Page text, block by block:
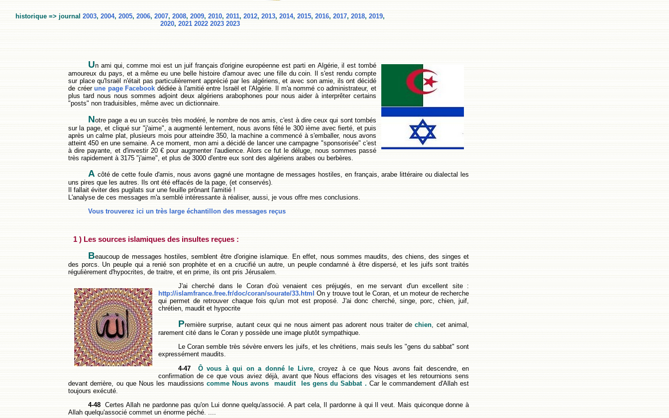
historique => journal 2003, 2004, 2005, 2006, 2007, 2008, 2009, 2010, 2011, 2012, 2013, 2014, 2015, 2016, 2017, 2018, 2019,
2020, 2021 2022 2023 2023
Un ami qui, comme moi est un juif français d'origine européenne est parti en Algérie, il est tombé
amoureux du pays, et a même eu une belle histoire d'amour avec une fille du coin. Il s'est rendu compte
sur place qu'Israël n'était pas particulièrement apprécié par les algériens, et avec son amie, ils ont décidé
de créerune page Facebook dédiée à l'amitié entre Israël et l'Algérie. Il m'a nommé co administrateur, et
plus tard nous nous sommes adjoint deux algériens arabophones pour nous aider à interprêter certains
"posts" non traduisibles, même avec un dictionnaire.
Notre page a eu un succès très modéré, le nombre de nos amis, c'est à dire ceux qui sont tombés
sur la page, et cliqué sur "j'aime", a augmenté lentement, nous avons fêté le 300 ième avec fierté, et puis
après un calme plat, plusieurs mois pour atteindre 350, la machine a commencé à s'emballer, nous avons
atteint 450 en une semaine. A ce moment, mon ami a décidé de lancer une campagne "sponsorisée" c'est
à dire payante, et d'investir 20 € pour augmenter l'audience. Alors ce fut le déluge, nous sommes passé
très rapidement à 3175 "j'aime", et plus de 3000 d'entre eux sont des algériens arabes ou berbères.
A côté de cette foule d'amis, nous avons gagné une montagne de messages hostiles, en français, arabe littéraire ou dialectal les
uns pires que les autres. Ils ont été effacés de la page, (et conservés).
Il fallait éviter des pugilats sur une feuille prônant l'amitié !
L'analyse de ces messages m'a semblé intéressante à réaliser, aussi, je vous offre mes conclusions.
Vous trouverez ici un très large échantillon des messages reçus
1 ) Les sources islamiques des insultes reçues :
Beaucoup de messages hostiles, semblent être d'origine islamique. En effet, nous sommes maudits, des chiens, des singes et
des porcs. Un peuple qui a renié son prophète et en a crucifié un autre, un peuple condamné à être dispersé, et les juifs sont traités
régulièrement d'hypocrites, de traitre, et en prime, ils ont pris Jérusalem.
J'ai cherché dans le Coran d'où venaient ces préjugés, en me servant d'un excellent site :
http://islamfrance.free.fr/doc/coran/sourate/33.html On y trouve tout le Coran, et un moteur de recherche
qui permet de retrouver chaque fois qu'un mot est proposé. J'ai donc cherché, singe, porc, chien, juif,
chrétien, maudit et hypocrite
Première surprise, autant ceux qui ne nous aiment pas adorent nous traiter de chien, cet animal,
rarement cité dans le Coran y possède une image plutôt sympathique.
Le Coran semble très sévère envers les juifs, et les chrétiens, mais seuls les "gens du sabbat" sont
expressément maudits.
4-47
Ô vous à qui on a donné le Livre, croyez à ce que Nous avons fait descendre, en
confirmation de ce que vous aviez déjà, avant que Nous effacions des visages et les retournions sens
devant derrière, ou que Nous les maudissions comme Nous avons maudit les gens du Sabbat . Car le commandement d'Allah est
toujours exécuté.
4-48 Certes Allah ne pardonne pas qu'on Lui donne quelqu'associé. A part cela, Il pardonne à qui Il veut. Mais quiconque donne à
Allah quelqu'associé commet un énorme péché. ....